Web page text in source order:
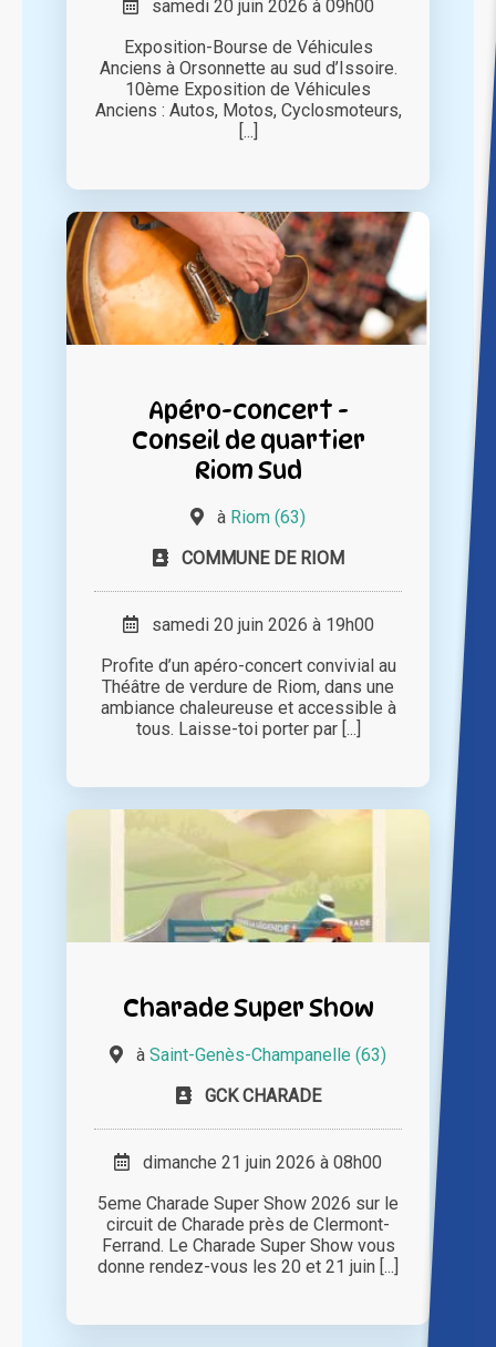
samedi 20 juin 2026 à 09h00
Exposition-Bourse de Véhicules
Anciens à Orsonnette au sud d’Issoire.
10ème Exposition de Véhicules
Anciens : Autos, Motos, Cyclosmoteurs,
[...]
Apéro-concert -
Conseil de quartier
Riom Sud
à Riom (63)
COMMUNE DE RIOM
samedi 20 juin 2026 à 19h00
Profite d’un apéro-concert convivial au
Théâtre de verdure de Riom, dans une
ambiance chaleureuse et accessible à
tous. Laisse-toi porter par [...]
Charade Super Show
à Saint-Genès-Champanelle (63)
GCK CHARADE
dimanche 21 juin 2026 à 08h00
5eme Charade Super Show 2026 sur le
circuit de Charade près de Clermont-
Ferrand. Le Charade Super Show vous
donne rendez-vous les 20 et 21 juin [...]